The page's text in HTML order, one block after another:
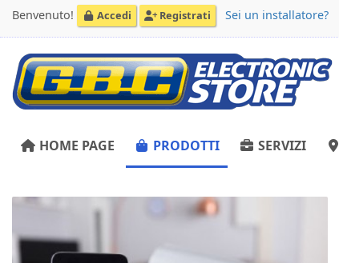
Benvenuto! Accedi Registrati Sei un installatore?
HOME PAGE PRODOTTI SERVIZI